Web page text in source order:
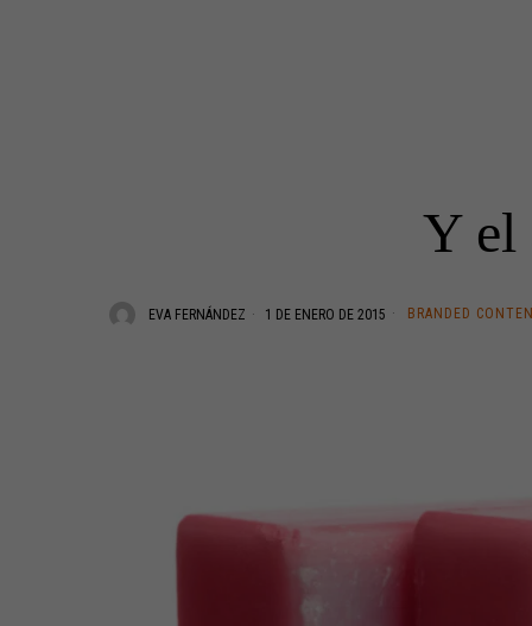
Y el
EVA FERNÁNDEZ 1 DE ENERO DE 2015 BRANDED